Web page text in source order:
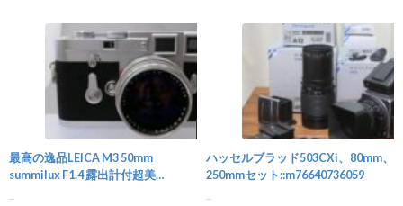
最高の逸品LEICA M3 50mm
summilux F1.4 露出計付超美
ハッセルブラッド503CXi、80mm、
250mmセット::m76640736059